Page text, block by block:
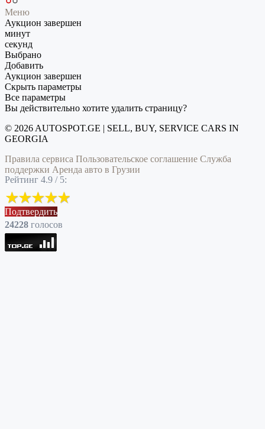
Меню
Аукцион завершен
минут
секунд
Выбрано
Добавить
Аукцион завершен
Скрыть параметры
Все параметры
Вы действительно хотите удалить страницу?
© 2026 AUTOSPOT.GE | SELL, BUY, SERVICE CARS IN
GEORGIA
Правила сервиса Пользовательское соглашение Служба
поддержки Аренда авто в Грузии
Рейтинг 4.9 / 5:
Подтвердить
24228 голоcов